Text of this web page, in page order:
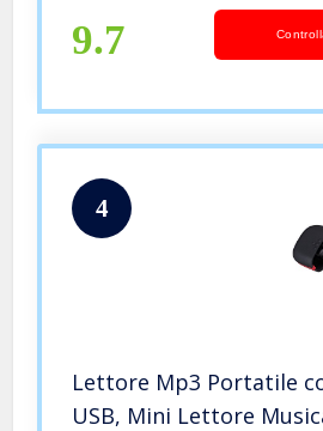
Continua, Blu
9.7
4
Lettore Mp3 Portatile
USB, Mini Lettore